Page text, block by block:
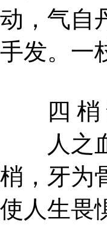
动，气自
手发。一
四 梢
人之血
梢，牙为
使人生畏